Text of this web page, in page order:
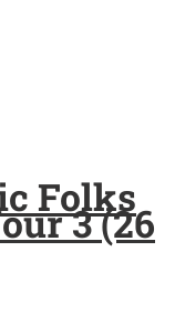
Folks
3 (26